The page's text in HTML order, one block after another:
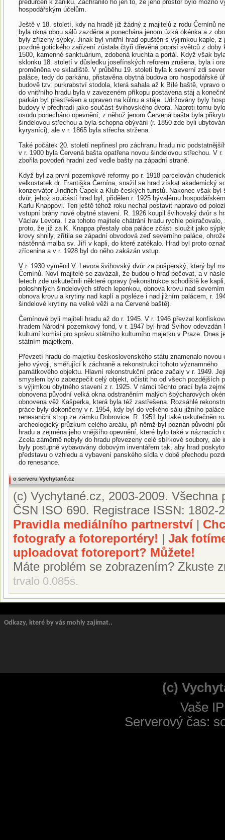
předurčen k zániku. Zachránilo ho jen to, že jeho prostor bylo možno
hospodářským účelům.
Ještě v 18. století, kdy na hradě již žádný z majitelů z rodu Černínů
byla okna obou sálů zazděna a ponechána jenom úzká okénka a z
byly zřízeny sýpky. Jinak byl vnitřní hrad opuštěn s výjimkou kaple, z
pozdně gotického zařízení zůstala čtyři dřevěná poprsí světců z doby
1500, kamenné sanktuárium, zdobená kruchta a portál. Když však
sklonku 18. století v důsledku josefínských reforem zrušena, byla i
proměněna ve skladiště. V průběhu 19. století byla k severní zdi
paláce, tedy do parkánu, přistavěna obytná budova pro hospodářské
budově tzv. purkrabství stodola, která sahala až k Bílé baště, vpravo
do vnitřního hradu byla v zavezeném příkopu postavena stáj a
parkán byl přestřešen a upraven na kůlnu a stáje. Udržovány byly
budovy v předhradí jako součást švihovského dvora. Naproti tomu
osudu ponecháno opevnění, z něhož jenom Červená bašta byla
šindelovou střechou a byla schopna obývání (r. 1850 zde byli
kyrysníci); ale v r. 1865 byla střecha stržena.
Také počátek 20. století nepřinesl pro záchranu hradu nic
v r. 1900 byla Červená bašta opatřena novou šindelovou střechou. V r.
zbořila povodeň hradní zeď vedle bašty na západní straně.
Když byl za první pozemkové reformy po r. 1918 parcelován
velkostatek dr. Františka Černína, snažil se hrad získat akademický
konzervátor Jindřich Čapek a Klub českých turistů. Nakonec však byl
dvůr, jehož součástí hrad byl, přidělen r. 1925 bývalému
Karlu Knappovi. Ten ještě téhož roku nechal postavit napravo od
vstupní brány nové obytné stavení. R. 1926 koupil švihovský dvůr s
Václav Levora. I za tohoto majitele chátrání hradu rychle pokračovalo,
proto, že již za K. Knappa přestaly oba paláce zčásti sloužit jako
krovy shnily, zřítila se západní obvodová zeď severního paláce,
nástěnná malba sv. Jiří v kapli, do které zatékalo. Hrad byl proto
zřícenina a v r. 1928 byl do něho zakázán vstup.
V r. 1930 vyměnil V. Levora švihovský dvůr za pušperský, který byl
Černínů. Noví majitelé se zavázali, že budou o hrad pečovat, a v
letech zde uskutečnili některé opravy (rekonstrukce schodiště ke
poloshnilých šindelových střech lepenkou, obnova krovu nad
obnova krovu a krytiny nad kaplí a posléze i nad jižním palácem, r.
šindelové krytiny na velké věži a na Červené baště).
Černínové byli majiteli hradu až do r. 1945. V r. 1946 převzal
hradem Národní pozemkový fond, v r. 1947 byl hrad Švihov odevzdán
kulturní komisi pro správu státního kulturního majetku v Praze. Dnes
státním majetkem.
Převzetí hradu do majetku československého státu znamenalo novou
jeho vývoji, směřující k záchraně a rekonstrukci tohoto významného
památkového objektu. Hlavní rekonstrukční práce začaly v r. 1949.
smyslem bylo zabezpečit celý objekt, očistit ho od všech pozdějších
s výjimkou obytného stavení z r. 1925. V rámci těchto prací byla
obnovena původní velká okna odstraněním malých špýcharových
obnovena věž Kašperka, která byla též zastřešena. Rozsáhlé
práce byly dokončeny v r. 1954, kdy byl do velkého sálu jižního
renesanční strop ze zámku Dobrovice. R. 1951 byl také uskutečněn
archeologický průzkum celého areálu, při němž byl poznán původní
hradu a zejména jeho vnějšího opevnění, které bylo také v náznacích
Zcela záměrně nebyly do hradu převezeny celé sbírkové soubory, ale
byly postupně vybavovány dobovým inventářem tak, aby hrad
představu o vzhledu a vybavení panského sídla v době přechodu
do renesance.
o serveru Vychytané.cz
(c) Vychytané.cz, 2003-2009.
ČSN ISO 690. Registrace ISSN: 1802-
Pravidla mediálního partnerství|
fotografy a fotoreportéry! | Jak
uploadovat fotoreport? Můžete!
Máte problém se zobrazením? Zkuste
trvalo 0.085s.
Odkazy, které by vás mohly zajímat..
(c)
Vaše
Serverový čas: